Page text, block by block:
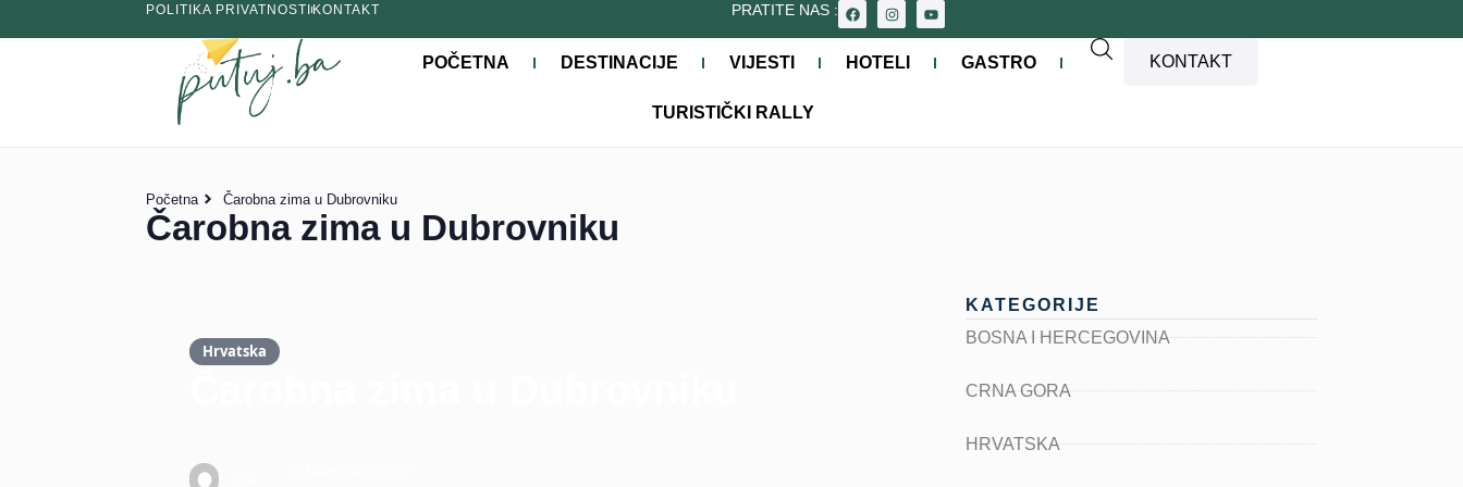
POLITIKA PRIVATNOSTIKONTAKT PRATITE NAS :
POČETNA DESTINACIJE VIJESTI HOTELI GASTRO
TURISTIČKI RALLY
KONTAKT
Početna Čarobna zima u Dubrovniku
Čarobna zima u Dubrovniku
Hrvatska
KATEGORIJE
BOSNA I HERCEGOVINA
CRNA GORA
HRVATSKA